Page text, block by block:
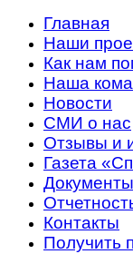
Главная
Наши
Как нам
Наша
Новости
СМИ о нас
Отзывы и
Газета
Документы
Контакты
Получить